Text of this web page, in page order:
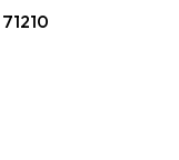
71210